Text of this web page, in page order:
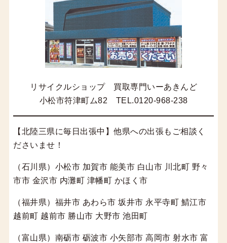
リサイクルショップ 買取専門いーあきんど
小松市符津町ム82 TEL.0120-968-238
【北陸三県に毎日出張中】他県への出張もご相談く
ださいませ！
（石川県）小松市 加賀市 能美市 白山市 川北町 野々
市市 金沢市 内灘町 津幡町 かほく市
（福井県）福井市 あわら市 坂井市 永平寺町 鯖江市
越前町 越前市 勝山市 大野市 池田町
（富山県）南砺市 砺波市 小矢部市 高岡市 射水市 富